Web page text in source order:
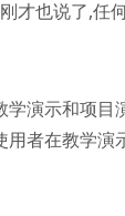
才也说了,任
演示和项
者在教学